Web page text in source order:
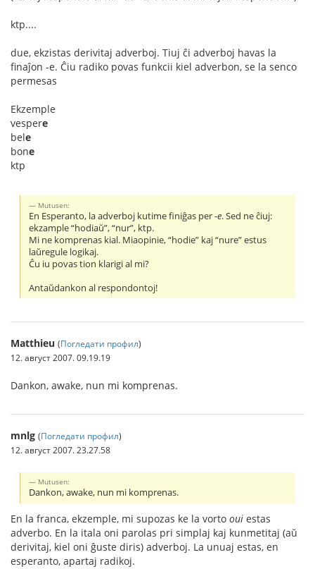
ktp....
due, ekzistas derivitaj adverboj. Tiuj ĉi adverboj havas la
finaĵon -e. Ĉiu radiko povas funkcii kiel adverbon, se la senco
permesas
Ekzemple
vespere
bele
bone
ktp
Mutusen:
En Esperanto, la adverboj kutime finiĝas per-e. Sed ne ĉiuj:
ekzample “hodiaŭ”, “nur”, ktp.
Mi ne komprenas kial. Miaopinie, “hodie” kaj “nure” estus
laŭregule logikaj.
Ĉu iu povas tion klarigi al mi?
Antaŭdankon al respondontoj!
Matthieu (Погледати профил)
12. август 2007. 09.19.19
Dankon, awake, nun mi komprenas.
mnlg (Погледати профил)
12. август 2007. 23.27.58
Mutusen:
Dankon, awake, nun mi komprenas.
En la franca, ekzemple, mi supozas ke la vorto oui estas
adverbo. En la itala oni parolas pri simplaj kaj kunmetitaj (aŭ
derivitaj, kiel oni ĝuste diris) adverboj. La unuaj estas, en
esperanto, apartaj radikoj.